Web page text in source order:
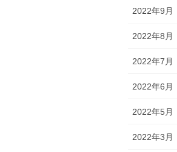
2022年9月
2022年8月
2022年7月
2022年6月
2022年5月
2022年3月